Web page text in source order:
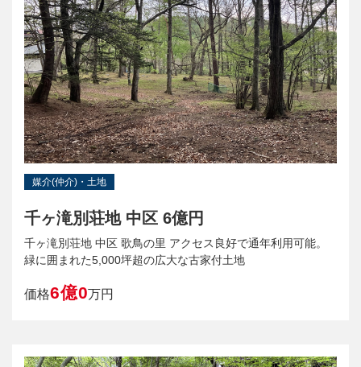
媒介(仲介)・土地
千ヶ滝別荘地 中区 6億円
千ヶ滝別荘地 中区 歌鳥の里 アクセス良好で通年利用可能。
緑に囲まれた5,000坪超の広大な古家付土地
価格6億0万円